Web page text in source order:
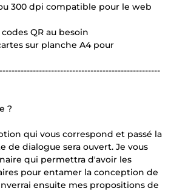
300 dpi compatible pour le web
QR au besoin
sur planche A4 pour
?
qui vous correspond et passé la
de dialogue sera ouvert. Je vous
qui permettra d'avoir les
pour entamer la conception de
ensuite mes propositions de